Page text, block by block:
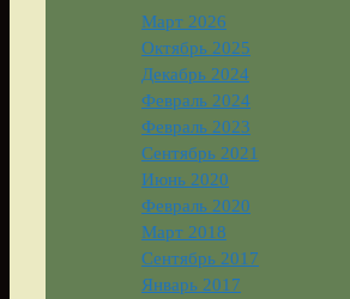
Март 2026
Октябрь 2025
Декабрь 2024
Февраль 2024
Февраль 2023
Сентябрь 2021
Июнь 2020
Февраль 2020
Март 2018
Сентябрь 2017
Январь 2017